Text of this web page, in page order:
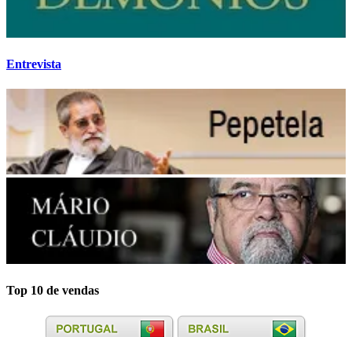
Entrevista
Top 10 de vendas